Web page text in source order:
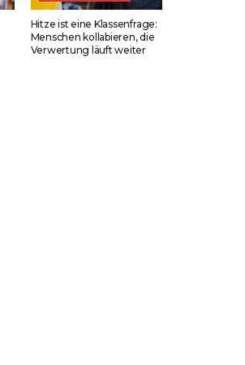
Hitze ist eine Klassenfrage:
Menschen kollabieren, die
Verwertung läuft weiter